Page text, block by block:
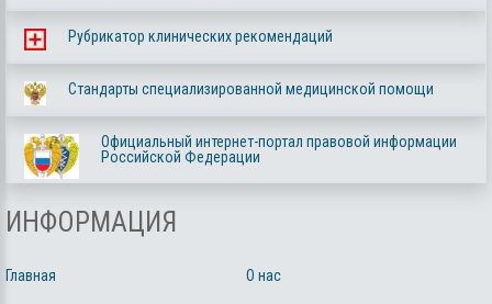
Рубрикатор клинических рекомендаций
Стандарты специализированной медицинской помощи
Официальный интернет-портал правовой информации
Российской Федерации
ИНФОРМАЦИЯ
Главная О нас